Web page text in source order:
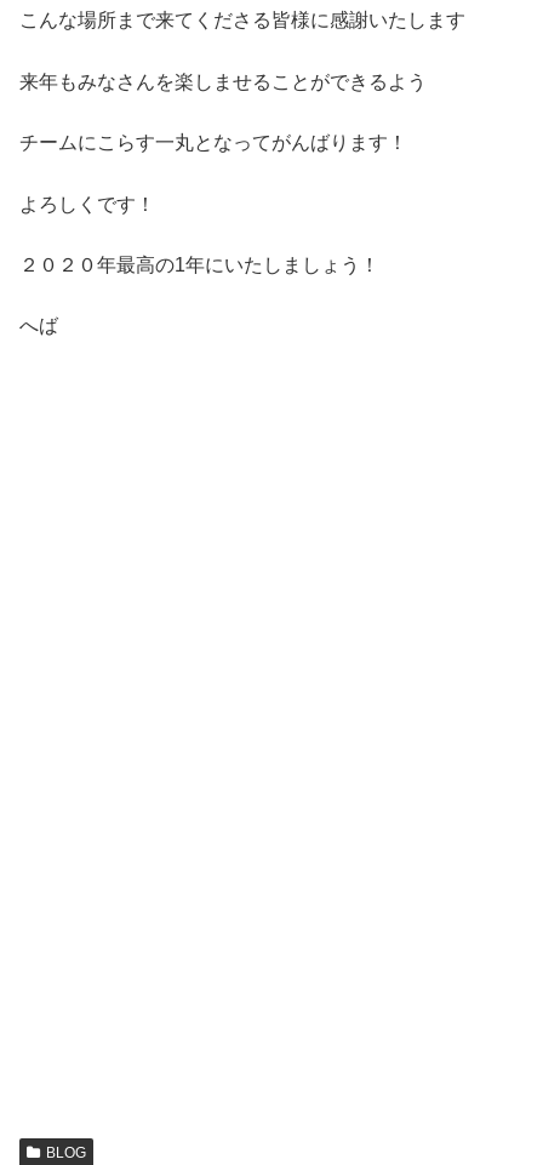
こんな場所まで来てくださる皆様に感謝いたします
来年もみなさんを楽しませることができるよう
チームにこらす一丸となってがんばります！
よろしくです！
２０２０年最高の1年にいたしましょう！
へば
BLOG